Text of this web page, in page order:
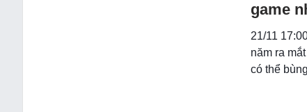
game
21/11
năm ra
có thể